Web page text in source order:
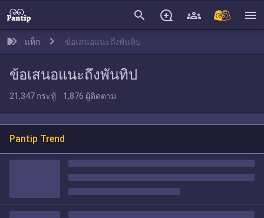
search menu
แท็ก ข้อเสนอแนะถึงพันทิป
ข้อเสนอแนะถึงพันทิป
21,347 กระทู้ 1,876 ผู้ติดตาม
Pantip Trend